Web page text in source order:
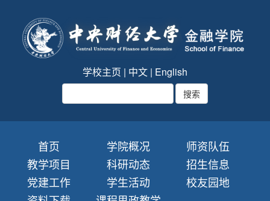
学校主页 | 中文 | English
首页 学院概况
师资队伍
教学项目
科研动态
招生信息
党建工作
学生活动
校友园地